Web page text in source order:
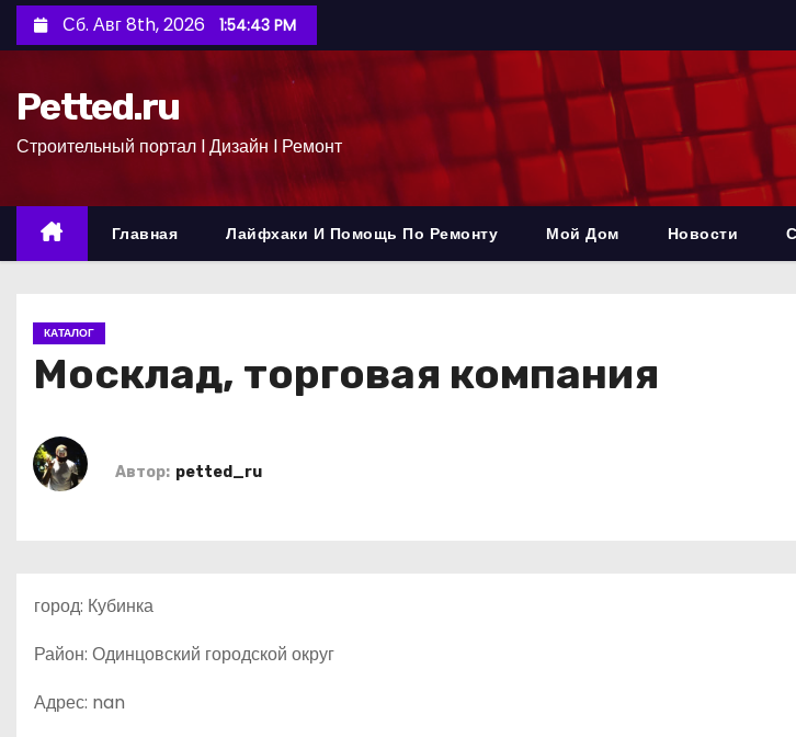
е
с
Сб. Авг 8th, 2026 1:54:44 PM
Petted.ru
Строительный портал l Дизайн l Ремонт
Главная Лайфхаки И Помощь По Ремонту Мой Дом Новости
КАТАЛОГ
Москлад, торговая компания
Автор: petted_ru
город: Кубинка
Район: Одинцовский городской округ
Адрес: nan